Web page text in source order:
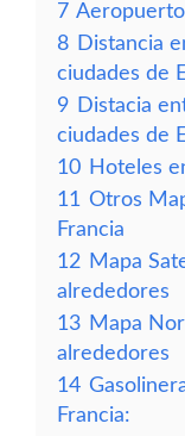
7
8 Distancia
ciudades de
9 Distacia
ciudades de
10 Hoteles
11 Otros
Francia
12 Mapa
alrededores
13 Mapa
alrededores
14
Francia: